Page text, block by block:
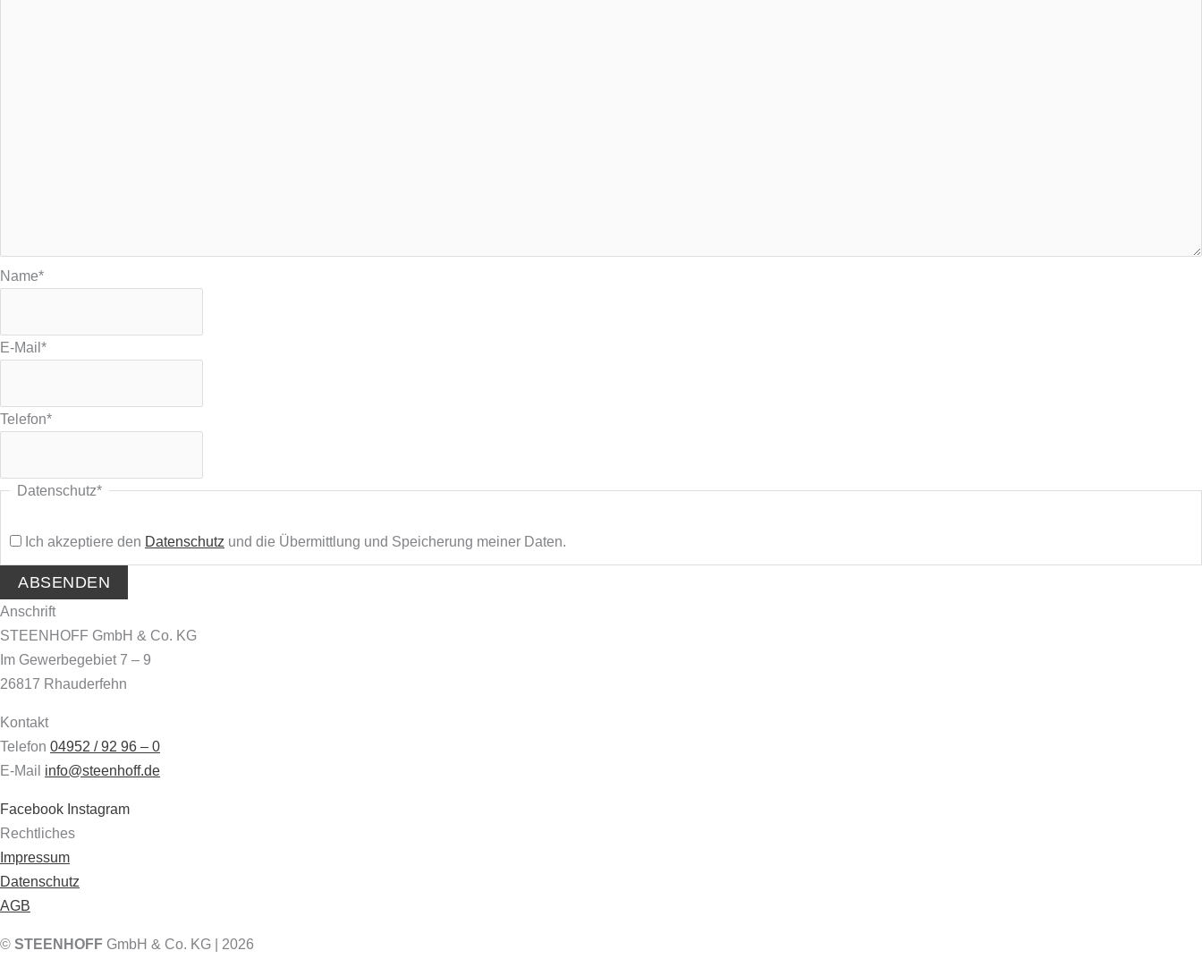
Name*
E-Mail *
Telefon*
Datenschutz*
Ich akzeptiere den Datenschutz und die Übermittlung und Speicherung meiner Daten.
Anschrift
STEENHOFF GmbH & Co. KG
Im Gewerbegebiet 7 – 9
26817 Rhauderfehn
Kontakt
Telefon 04952 / 92 96 – 0
E-Mail info@steenhoff.de
Facebook Instagram
Rechtliches
Impressum
Datenschutz
AGB
© STEENHOFF GmbH & Co. KG | 2026